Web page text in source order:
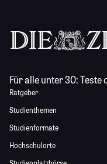
Für alle unter 30:Teste
Ratgeber
Studienthemen
Studienformate
Hochschulorte